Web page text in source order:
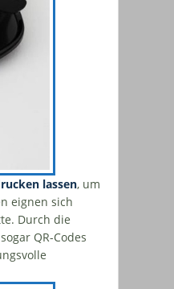
lassen, um
eignen sich
Durch die
QR-Codes